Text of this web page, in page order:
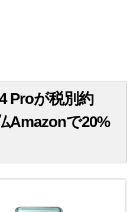
Proが税別約
Amazonで20%